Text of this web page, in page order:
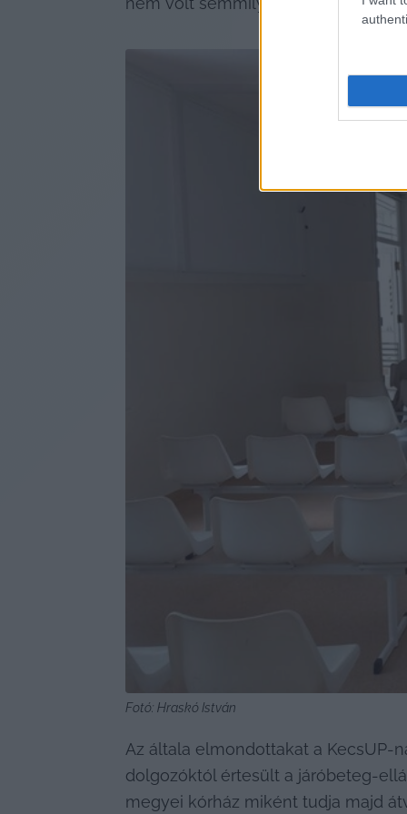
Fotó: Hraskó István
Az általa elmondottakat a KecsUP-
dolgozóktól értesült a járóbeteg-
megyei kórház miként tudja majd